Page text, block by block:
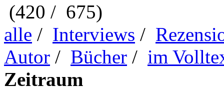
(420 / 675)
alle / Interviews /
Autor / Bücher / im
Zeitraum